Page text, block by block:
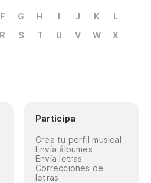
F G H I J K
L
R S T U V W
X
Participa
Crea tu perfil musical
Envía álbumes
Envía letras
Correcciones de
letras